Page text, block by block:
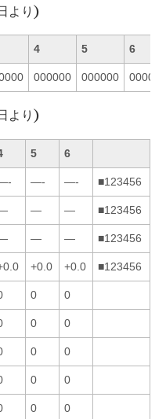
より)
4 5 6
000000 000000 000000
より)
5 6
—- —- ■123456
— — ■123456
— — ■123456
+0.0 +0.0 ■123456
0 0
0 0
0 0
0 0
0 0